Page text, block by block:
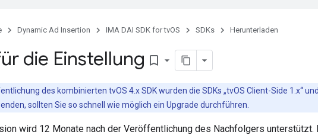
Dynamic Ad Insertion IMA DAI SDK for tvOS SDKs Herunterladen
die Einstellung bookmark_border
des kombinierten tvOS 4.x SDK wurden die SDKs „tvOS Client-Side 1.x“
sollten Sie so schnell wie möglich ein Upgrade durchführen.
wird 12 Monate nach der Veröffentlichung des Nachfolgers unterstützt.